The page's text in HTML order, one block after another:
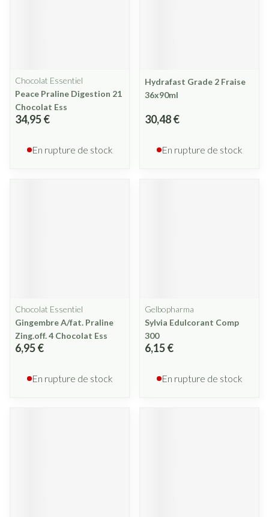
Chocolat Essentiel
Peace Praline Digestion 21
Chocolat Ess
34,95 €
En rupture de stock
Hydrafast Grade 2 Fraise
36x90ml
30,48 €
En rupture de stock
Chocolat Essentiel
Gingembre A/fat. Praline
Zing.off. 4 Chocolat Ess
6,95 €
En rupture de stock
Gelbopharma
Sylvia Edulcorant Comp
300
6,15 €
En rupture de stock